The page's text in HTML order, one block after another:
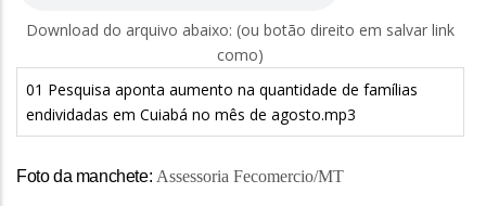
Download do arquivo abaixo: (ou botão direito em salvar link
como)
01 Pesquisa aponta aumento na quantidade de famílias
endividadas em Cuiabá no mês de agosto.mp3
Foto da manchete: Assessoria Fecomercio/MT